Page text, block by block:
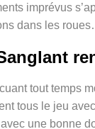
imprévus
dans les
tout temps
tous le jeu
une bonne